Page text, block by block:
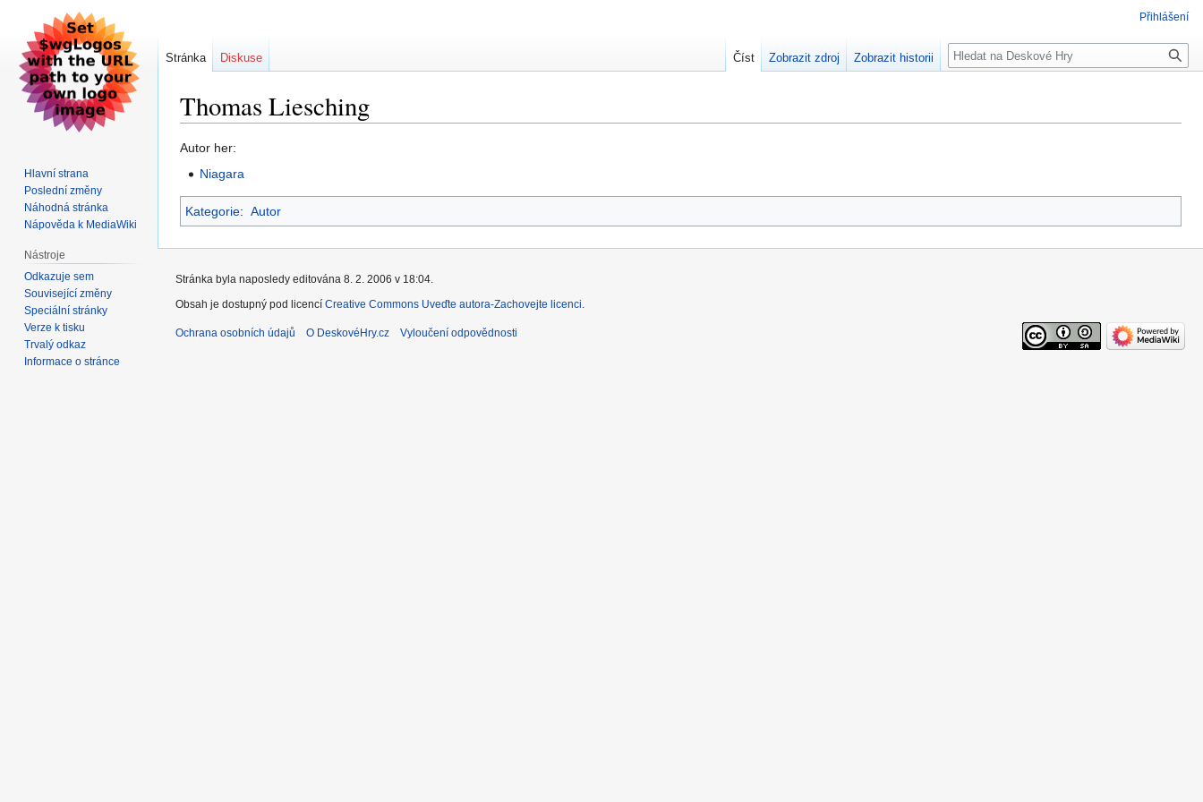
Thomas Liesching
Skočit
Skočit
Autor her:
Niagara
Kategorie: Autor
Přihlášení
Stránka Diskuse Číst Zobrazit zdroj Zobrazit historii Hledat
Hlavní strana
Poslední změny
Náhodná stránka
Nápověda k MediaWiki
Nástroje
Odkazuje sem
Související změny
Speciální stránky
Verze k tisku
Trvalý odkaz
Informace o stránce
Stránka byla naposledy editována 8. 2. 2006 v 18:04.
Obsah je dostupný pod licencí Creative Commons Uveďte autora-Zachovejte licenci.
Ochrana osobních údajů O DeskovéHry.cz Vyloučení odpovědnosti